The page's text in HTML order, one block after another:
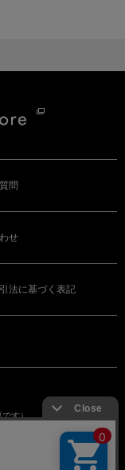
問
せ
法に基づく表記
です）